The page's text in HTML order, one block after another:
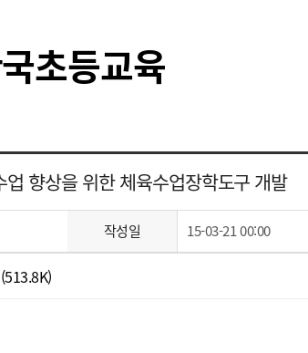
초등교육
향상을 위한 체육수업장학도구 개발
작성일 15-03-21 00:00